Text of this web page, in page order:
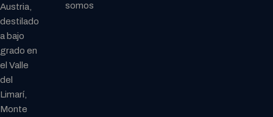
Austria,
destilado
a bajo
grado en
el Valle
del
Limarí,
Monte
somos